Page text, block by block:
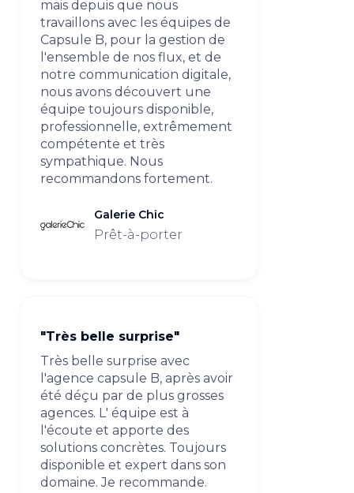
mais depuis que nous
travaillons avec les équipes de
Capsule B, pour la gestion de
l'ensemble de nos flux, et de
notre communication digitale,
nous avons découvert une
équipe toujours disponible,
professionnelle, extrêmement
compétente et très
sympathique. Nous
recommandons fortement.
Galerie Chic
Prêt-à-porter
"Très belle surprise"
Très belle surprise avec
l'agence capsule B, après avoir
été déçu par de plus grosses
agences. L' équipe est à
l'écoute et apporte des
solutions concrètes. Toujours
disponible et expert dans son
domaine. Je recommande.